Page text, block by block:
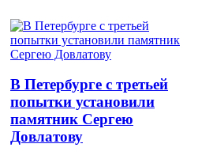
В Петербурге с третьей
попытки установили
памятник Сергею
Довлатову